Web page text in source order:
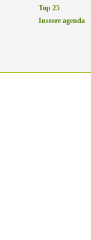
Top 25
Instore agenda